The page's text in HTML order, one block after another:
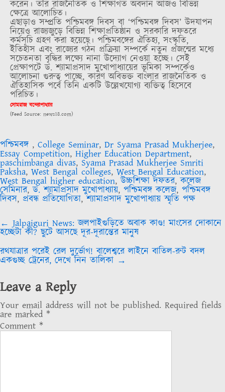
করেন। তাঁর রাজনৈতিক ও শিক্ষাগত অবদান আজও বিভিন্ন
ক্ষেত্রে আলোচিত।
এছাড়াও সম্প্রতি পশ্চিমবঙ্গ দিবস বা ‘পশ্চিমবঙ্গ দিবস’ উদযাপন
নিয়েও রাজ্যজুড়ে বিভিন্ন শিক্ষাপ্রতিষ্ঠান ও সরকারি দফতরে
কর্মসূচি গ্রহণ করা হয়েছে। পশ্চিমবঙ্গের ঐতিহ্য, সংস্কৃতি,
ইতিহাস এবং রাজ্যের গঠন প্রক্রিয়া সম্পর্কে নতুন প্রজন্মের মধ্যে
সচেতনতা বৃদ্ধির লক্ষ্যে নানা উদ্যোগ নেওয়া হচ্ছে। সেই
প্রেক্ষাপটে ড. শ্যামাপ্রসাদ মুখোপাধ্যায়ের ভূমিকা সম্পর্কেও
আলোচনা গুরুত্ব পাচ্ছে, কারণ অবিভক্ত বাংলার রাজনৈতিক ও
ঐতিহাসিক পর্বে তিনি একটি উল্লেখযোগ্য ব্যক্তিত্ব হিসেবে
পরিচিত।
সোমরাজ বন্দ্যোপাধ্যায়
(Feed Source: news18.com)
পশ্চিমবঙ্গ , College Seminar, Dr Syama Prasad Mukherjee,
Essay Competition, Higher Education Department,
paschimbanga divas, Syama Prasad Mukherjee Smriti
Paksha, West Bengal colleges, West Bengal Education,
West Bengal higher education,উচ্চশিক্ষা দফতর,কলেজ
সেমিনার,ড. শ্যামাপ্রসাদ মুখোপাধ্যায়, পশ্চিমবঙ্গ কলেজ, পশ্চিমবঙ্গ
দিবস, প্রবন্ধ প্রতিযোগিতা,শ্যামাপ্রসাদ মুখোপাধ্যায় স্মৃতি পক্ষ
Post
navigation
← Jalpaiguri News: জলপাইগুড়িতে অবাক কাণ্ড! মাংসের দোকানে
হচ্ছেটা কী? ছুটে আসছে দূর-দূরান্তের মানুষ
রথযাত্রার পরেই রেল দুর্ভোগ! বালেশ্বরে লাইনে বাতিল-রুট বদল
একগুচ্ছ ট্রেনের, দেখে নিন তালিকা →
Leave a Reply
Your email address will not be published. Required fields
are marked *
Comment *